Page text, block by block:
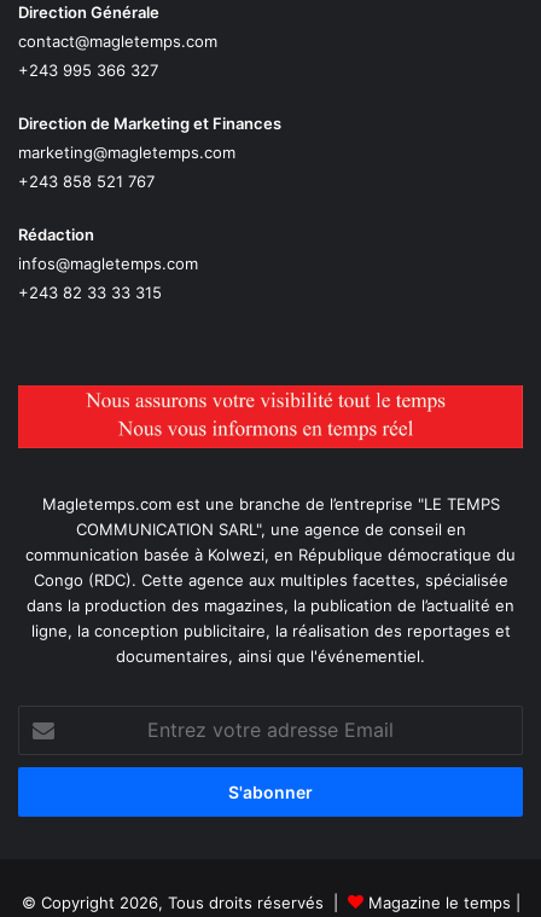
Direction Générale
contact@magletemps.com
+243 995 366 327
Direction de Marketing et Finances
marketing@magletemps.com
+243 858 521 767
Rédaction
infos@magletemps.com
+243 82 33 33 315
Magletemps.com est une branche de l’entreprise "LE TEMPS
COMMUNICATION SARL", une agence de conseil en
communication basée à Kolwezi, en République démocratique du
Congo (RDC). Cette agence aux multiples facettes, spécialisée
dans la production des magazines, la publication de l’actualité en
ligne, la conception publicitaire, la réalisation des reportages et
documentaires, ainsi que l'événementiel.
votre
adresse
© Copyright 2026, Tous droits réservés | Magazine le temps